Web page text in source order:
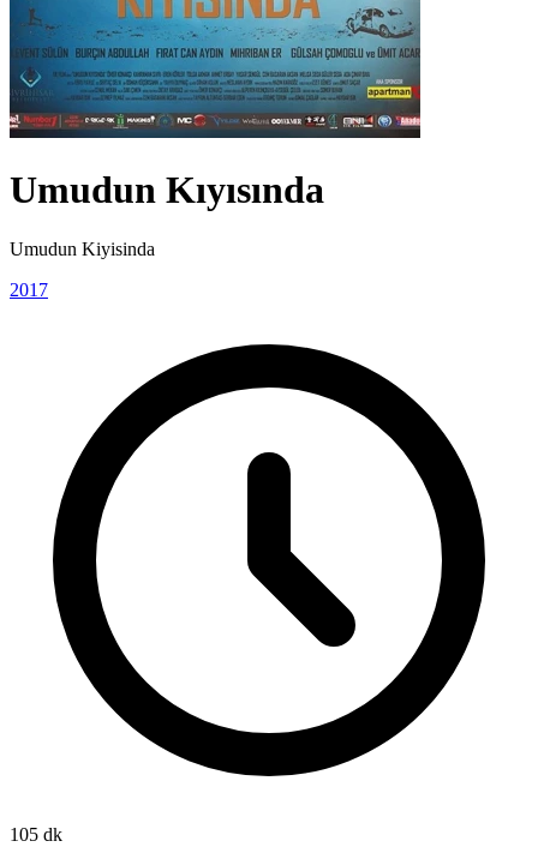
Umudun Kıyısında
Umudun Kiyisinda
2017
105 dk